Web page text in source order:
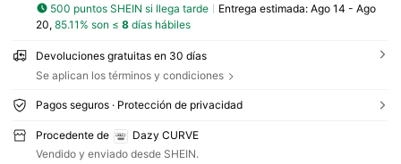
500 puntos SHEIN si llega tarde Entrega estimada: Ago 14 - Ago
20, 85.11% son ≤ 8días hábiles
Devoluciones gratuitas en 30 días
Se aplican los términos y condiciones
Pagos seguros · Protección de privacidad
Procedente de
Dazy CURVE
Vendido y enviado desde SHEIN.